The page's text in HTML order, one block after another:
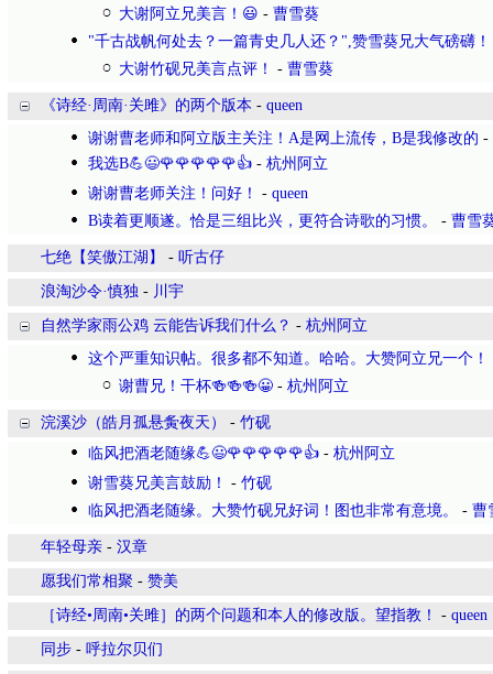
大谢阿立兄美言！😃 - 曹雪葵
"千古战帆何处去？一篇青史几人还？",赞雪葵兄大气磅礴！
大谢竹砚兄美言点评！
- 曹雪葵
《诗经·周南·关雎》的两个版本 - queen
谢谢曹老师和阿立版主关注！A是网上流传，B是我修改的 -
我选B💪😃🌹🌹🌹🌹🌹👍 - 杭州阿立
谢谢曹老师关注！问好！
- queen
B读着更顺遂。恰是三组比兴，更符合诗歌的习惯。
- 曹雪
七绝【笑傲江湖】 - 听古仔
浪淘沙令·慎独 - 川宇
自然学家雨公鸡 云能告诉我们什么？ - 杭州阿立
这个严重知识帖。很多都不知道。哈哈。大赞阿立兄一个！
谢曹兄！干杯🍻🍻🍻😀 - 杭州阿立
浣溪沙（皓月孤悬夤夜天） - 竹砚
临风把酒老随缘💪😃🌹🌹🌹🌹🌹👍 - 杭州阿立
谢雪葵兄美言鼓励！
- 竹砚
临风把酒老随缘。大赞竹砚兄好词！图也非常有意境。
- 曹
年轻母亲 - 汉章
愿我们常相聚 - 赞美
［诗经•周南•关雎］的两个问题和本人的修改版。望指教！ - queen
同步 - 呼拉尔贝们